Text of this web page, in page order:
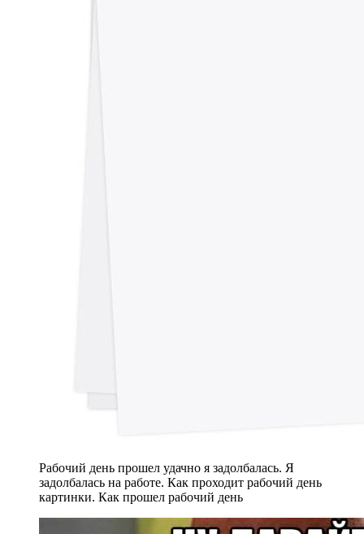
Рабочий день прошел удачно я задолбалась. Я
задолбалась на работе. Как проходит рабочий день
картинки. Как прошел рабочий день